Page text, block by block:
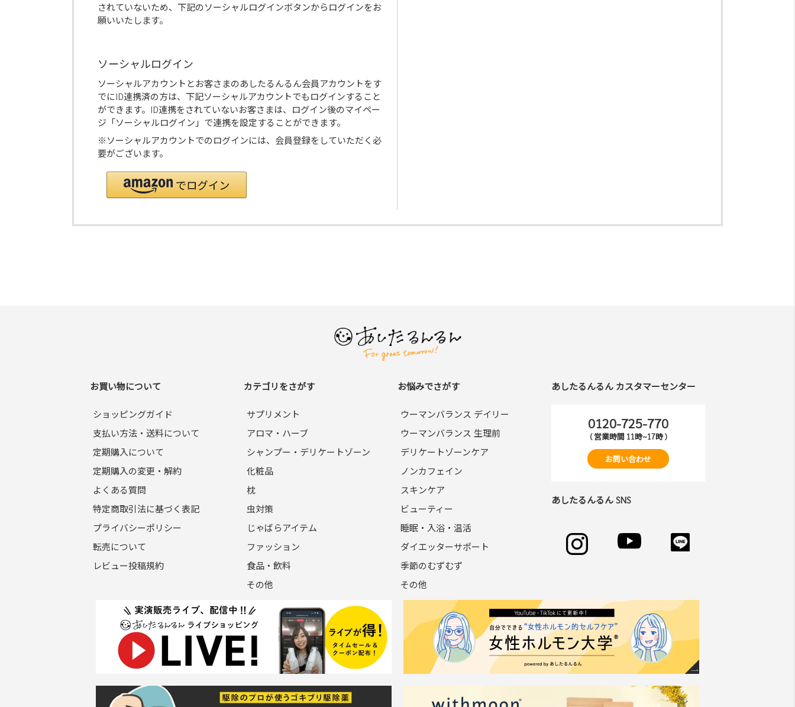
されていないため、下記のソーシャルログインボタンからログインをお
願いいたします。
ソーシャルログイン
ソーシャルアカウントとお客さまのあしたるんるん会員アカウントをす
でにID連携済の方は、下記ソーシャルアカウントでもログインすること
ができます。ID連携をされていないお客さまは、ログイン後のマイペー
ジ「ソーシャルログイン」で連携を設定することができます。
※ソーシャルアカウントでのログインには、会員登録をしていただく必
要がございます。
お買い物について
ショッピングガイド
支払い方法・送料について
定期購入について
定期購入の変更・解約
よくある質問
特定商取引法に基づく表記
プライバシーポリシー
転売について
レビュー投稿規約
カテゴリをさがす
サプリメント
アロマ・ハーブ
シャンプー・デリケートゾーン
化粧品
枕
虫対策
じゃばらアイテム
ファッション
食品・飲料
その他
お悩みでさがす
ウーマンバランス デイリー
ウーマンバランス 生理前
デリケートゾーンケア
ノンカフェイン
スキンケア
ビューティー
睡眠・入浴・温活
ダイエッターサポート
季節のむずむず
その他
あしたるんるん カスタマーセンター
0120-725-770
( 営業時間 11時~17時 )
お問い合わせ
あしたるんるん SNS